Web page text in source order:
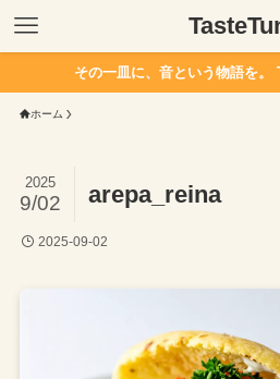
その一皿に、音という物語を。
ホーム
arepa_reina
2025
9/02
2025-09-02